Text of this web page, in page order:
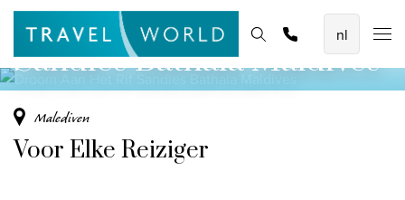
De mooiste vliegvakanties
Baoase Luxury Resort Curaçao
Lux* Grand Baie Resort Mauritius
Constance Halaveli Maldives
Bekijk alle vliegvakanties
Homepage Bestemmingen Thema's Promoties
Offerte aanvragen
Droom Aan Het Rif
Sandies Bathala Maldives
Malediven
Voor Elke Reiziger